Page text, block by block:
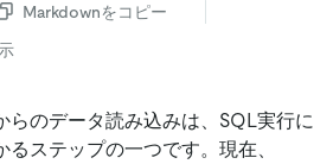
Markdownをコピー
らのデータ読み込みは、SQL実行に
ステップの一つです。現在、